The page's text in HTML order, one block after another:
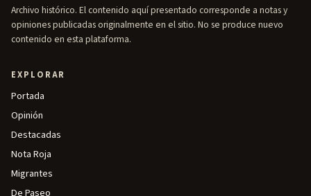
Archivo histórico. El contenido aquí presentado corresponde a notas y
opiniones publicadas originalmente en el sitio. No se produce nuevo
contenido en esta plataforma.
EXPLORAR
Portada
Opinión
Destacadas
Nota Roja
Migrantes